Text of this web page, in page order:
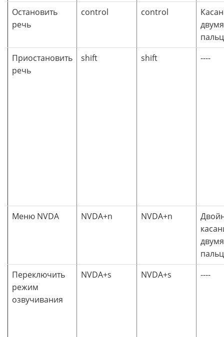
Остановить
речь
control control
двумя
Приостановить
речь
shift shift ----
Меню NVDA NVDA+n NVDA+n
двумя
Переключить
режим
озвучивания
NVDA+s NVDA+s ----